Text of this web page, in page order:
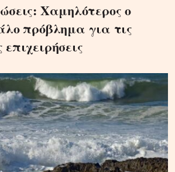
Χαμηλότερος ο
πρόβλημα για τις